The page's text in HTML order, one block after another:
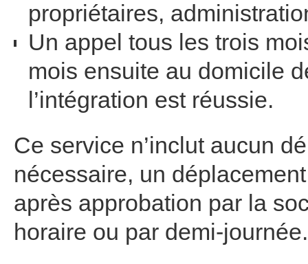
propriétaires,
Un appel tous les trois
mois ensuite au domicile
l’intégration est réussie.
Ce service n’inclut aucun
nécessaire, un
après approbation par la
horaire ou par demi-journée.